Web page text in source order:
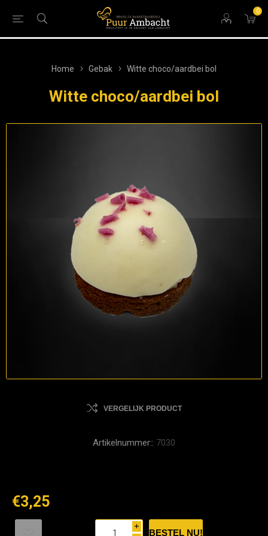
0
Home Gebak Witte choco/aardbei bol
Witte choco/aardbei bol
VERGELIJK PRODUCT
Artikelnummer:: 7030
€3,25
i